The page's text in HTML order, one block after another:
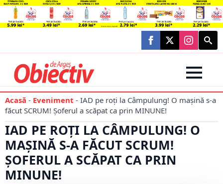
Search
for:
Acasă - Eveniment - IAD pe roți la Câmpulung! O mașină s-a
făcut SCRUM! Șoferul a scăpat ca prin MINUNE!
IAD PE ROȚI LA CÂMPULUNG! O
MAȘINĂ S-A FĂCUT SCRUM!
ȘOFERUL A SCĂPAT CA PRIN
MINUNE!